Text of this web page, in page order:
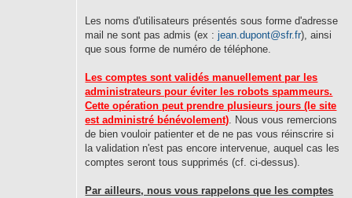
Les noms d'utilisateurs présentés sous forme d'adresse
mail ne sont pas admis (ex :jean.dupont@sfr.fr), ainsi
que sous forme de numéro de téléphone.
Les comptes sont validés manuellement par les
administrateurs pour éviter les robots spammeurs.
Cette opération peut prendre plusieurs jours (le site
est administré bénévolement). Nous vous remercions
de bien vouloir patienter et de ne pas vous réinscrire si
la validation n'est pas encore intervenue, auquel cas les
comptes seront tous supprimés (cf. ci-dessus).
Par ailleurs, nous vous rappelons que les comptes